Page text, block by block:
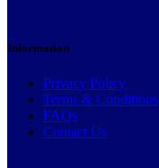
Information
Privacy Policy
Terms & Conditions
FAQs
Contact Us